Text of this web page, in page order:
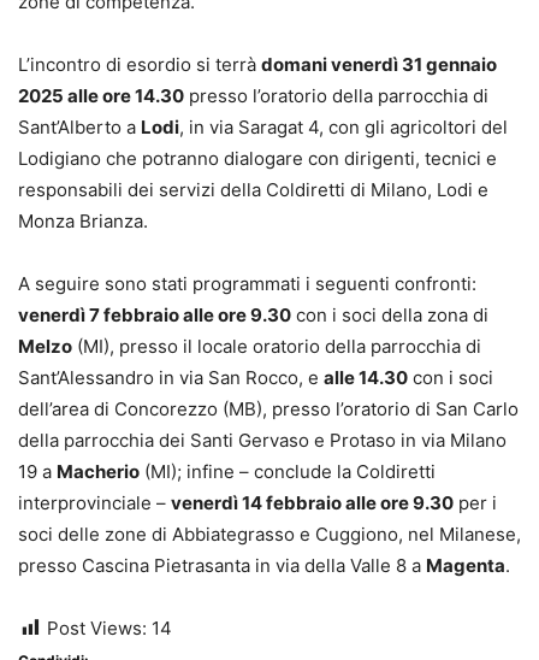
L’incontro di esordio si terrà domani venerdì 31 gennaio
2025 alle ore 14.30 presso l’oratorio della parrocchia di
Sant’Alberto a Lodi, in via Saragat 4, con gli agricoltori del
Lodigiano che potranno dialogare con dirigenti, tecnici e
responsabili dei servizi della Coldiretti di Milano, Lodi e
Monza Brianza.
A seguire sono stati programmati i seguenti confronti:
venerdì 7 febbraio alle ore 9.30 con i soci della zona di
Melzo (MI), presso il locale oratorio della parrocchia di
Sant’Alessandro in via San Rocco, e alle 14.30 con i soci
dell’area di Concorezzo (MB), presso l’oratorio di San Carlo
della parrocchia dei Santi Gervaso e Protaso in via Milano
19 a Macherio (MI); infine – conclude la Coldiretti
interprovinciale – venerdì 14 febbraio alle ore 9.30 per i
soci delle zone di Abbiategrasso e Cuggiono, nel Milanese,
presso Cascina Pietrasanta in via della Valle 8 a Magenta.
Post Views: 14